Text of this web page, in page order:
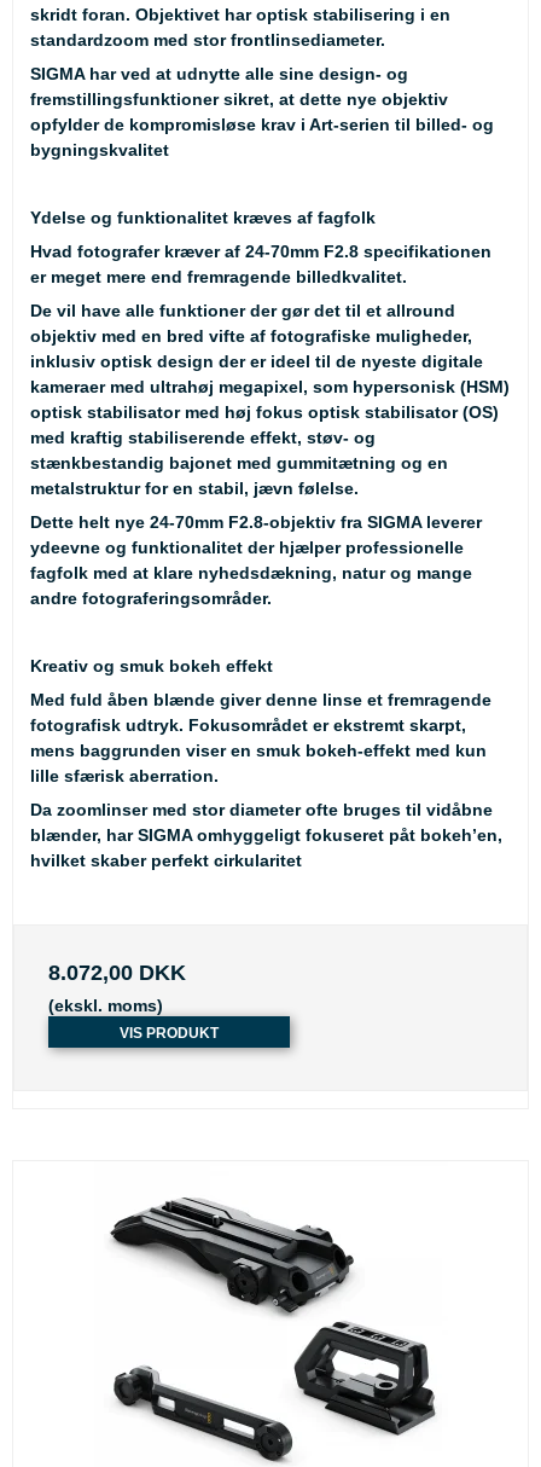
skridt foran. Objektivet har optisk stabilisering i en
standardzoom med stor frontlinsediameter.
SIGMA har ved at udnytte alle sine design- og
fremstillingsfunktioner sikret, at dette nye objektiv
opfylder de kompromisløse krav i Art-serien til billed- og
bygningskvalitet
Ydelse og funktionalitet kræves af fagfolk
Hvad fotografer kræver af 24-70mm F2.8 specifikationen
er meget mere end fremragende billedkvalitet.
De vil have alle funktioner der gør det til et allround
objektiv med en bred vifte af fotografiske muligheder,
inklusiv optisk design der er ideel til de nyeste digitale
kameraer med ultrahøj megapixel, som hypersonisk (HSM)
optisk stabilisator med høj fokus optisk stabilisator (OS)
med kraftig stabiliserende effekt, støv- og
stænkbestandig bajonet med gummitætning og en
metalstruktur for en stabil, jævn følelse.
Dette helt nye 24-70mm F2.8-objektiv fra SIGMA leverer
ydeevne og funktionalitet der hjælper professionelle
fagfolk med at klare nyhedsdækning, natur og mange
andre fotograferingsområder.
Kreativ og smuk bokeh effekt
Med fuld åben blænde giver denne linse et fremragende
fotografisk udtryk. Fokusområdet er ekstremt skarpt,
mens baggrunden viser en smuk bokeh-effekt med kun
lille sfærisk aberration.
Da zoomlinser med stor diameter ofte bruges til vidåbne
blænder, har SIGMA omhyggeligt fokuseret påt bokeh’en,
hvilket skaber perfekt cirkularitet
8.072,00 DKK
(ekskl. moms)
VIS PRODUKT